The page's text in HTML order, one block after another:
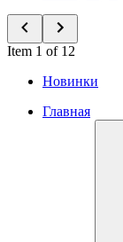
Item 1 of 12
Новинки
Главная